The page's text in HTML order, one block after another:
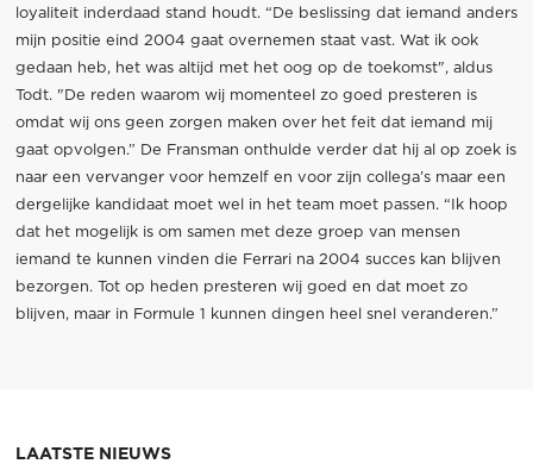
loyaliteit inderdaad stand houdt. “De beslissing dat iemand anders
mijn positie eind 2004 gaat overnemen staat vast. Wat ik ook
gedaan heb, het was altijd met het oog op de toekomst", aldus
Todt. "De reden waarom wij momenteel zo goed presteren is
omdat wij ons geen zorgen maken over het feit dat iemand mij
gaat opvolgen.” De Fransman onthulde verder dat hij al op zoek is
naar een vervanger voor hemzelf en voor zijn collega’s maar een
dergelijke kandidaat moet wel in het team moet passen. “Ik hoop
dat het mogelijk is om samen met deze groep van mensen
iemand te kunnen vinden die Ferrari na 2004 succes kan blijven
bezorgen. Tot op heden presteren wij goed en dat moet zo
blijven, maar in Formule 1 kunnen dingen heel snel veranderen.”
LAATSTE NIEUWS